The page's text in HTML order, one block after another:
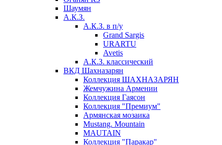
Шаумян
А.К.З.
А.К.З. в п/у
Grand Sargis
URARTU
Avetis
А.К.З. классический
ВКД Шахназарян
Коллекция ШАХНАЗАРЯН
Жемчужина Армении
Коллекция Гаясон
Коллекция "Премиум"
Армянская мозаика
Mustang. Mountain
MAUTAIN
Коллекция "Паракар"